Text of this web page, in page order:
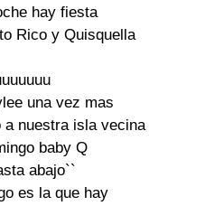
hay fiesta
Rico y Quisquella
una vez mas
a nuestra isla vecina
baby Q
abajo``
es la que hay